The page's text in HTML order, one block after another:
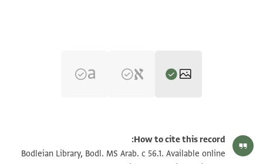
Bodl. MS Arab. c 56.1 fol. 1a تكبير و تدوير
How to cite this record:
Bodleian Library, Bodl. MS Arab. c 56.1. Available online